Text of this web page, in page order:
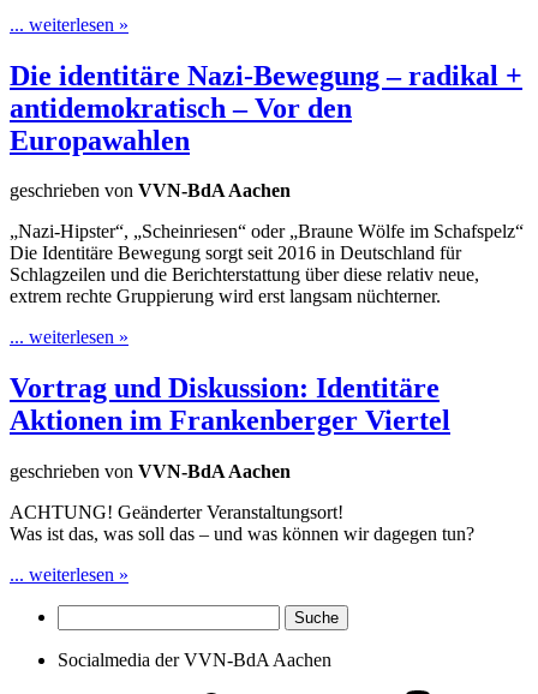
... weiterlesen »
Die identitäre Nazi-Bewegung – radikal +
antidemokratisch – Vor den
Europawahlen
geschrieben von VVN-BdA Aachen
„Nazi-Hipster“, „Scheinriesen“ oder „Braune Wölfe im Schafspelz“
Die Identitäre Bewegung sorgt seit 2016 in Deutschland für
Schlagzeilen und die Berichterstattung über diese relativ neue,
extrem rechte Gruppierung wird erst langsam nüchterner.
... weiterlesen »
Vortrag und Diskussion: Identitäre
Aktionen im Frankenberger Viertel
geschrieben von VVN-BdA Aachen
ACHTUNG! Geänderter Veranstaltungsort!
Was ist das, was soll das – und was können wir dagegen tun?
... weiterlesen »
Socialmedia der VVN-BdA Aachen